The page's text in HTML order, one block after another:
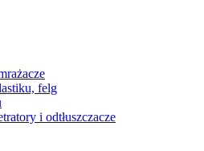
felg
i odtłuszczacze